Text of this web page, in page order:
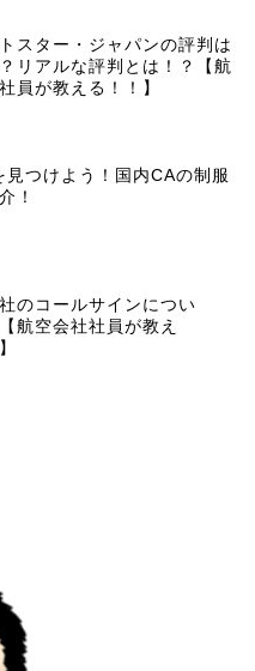
スター・ジャパンの評判は
リアルな評判とは！？【航
員が教える！！】
見つけよう！国内CAの制服
！
のコールサインについ
航空会社社員が教え